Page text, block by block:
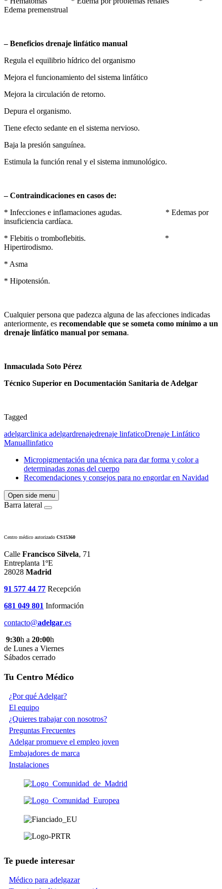
Edema premenstrual
– Beneficios drenaje linfático manual
Regula el equilibrio hídrico del organismo
Mejora el funcionamiento del sistema linfático
Mejora la circulación de retorno.
Depura el organismo.
Tiene efecto sedante en el sistema nervioso.
Baja la presión sanguínea.
Estimula la función renal y el sistema inmunológico.
– Contraindicaciones en casos de:
* Infecciones e inflamaciones agudas. * Edemas por
insuficiencia cardíaca.
* Flebitis o tromboflebitis. *
Hipertirodismo.
* Asma
* Hipotensión.
Cualquier persona que padezca alguna de las afecciones indicadas
anteriormente, es recomendable que se someta como mínimo a un
drenaje linfático manual por semana.
Inmaculada Soto Pérez
Técnico Superior en Documentación Sanitaria de Adelgar
Tagged
adelgarclinica adelgardrenajedrenaje linfaticoDrenaje Linfático
Manuallinfatico
Micropigmentación una técnica para dar forma y color a
determinadas zonas del cuerpo
Recomendaciones y consejos para no engordar en Navidad
Open side menu
Barra lateral
Centro médico autorizado CS15360
Calle Francisco Silvela, 71
Entreplanta 1ºE
28028 Madrid
91 577 44 77 Recepción
681 049 801 Información
contacto@adelgar.es
9:30h a 20:00h
de Lunes a Viernes
Sábados cerrado
Tu Centro Médico
¿Por qué Adelgar?
El equipo
¿Quieres trabajar con nosotros?
Preguntas Frecuentes
Adelgar promueve el empleo joven
Embajadores de marca
Instalaciones
Te puede interesar
Médico para adelgazar